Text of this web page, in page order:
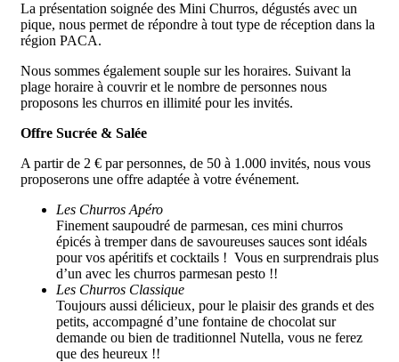
La présentation soignée des Mini Churros, dégustés avec un
pique, nous permet de répondre à tout type de réception dans la
région PACA.
Nous sommes également souple sur les horaires. Suivant la
plage horaire à couvrir et le nombre de personnes nous
proposons les churros en illimité pour les invités.
Offre Sucrée & Salée
A partir de 2 € par personnes, de 50 à 1.000 invités, nous vous
proposerons une offre adaptée à votre événement.
Les Churros Apéro
Finement saupoudré de parmesan, ces mini churros
épicés à tremper dans de savoureuses sauces sont idéals
pour vos apéritifs et cocktails ! Vous en surprendrais plus
d’un avec les churros parmesan pesto !!
Les Churros Classique
Toujours aussi délicieux, pour le plaisir des grands et des
petits, accompagné d’une fontaine de chocolat sur
demande ou bien de traditionnel Nutella, vous ne ferez
que des heureux !!